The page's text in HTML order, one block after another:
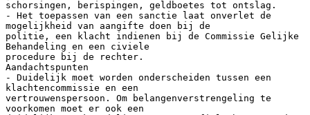
schorsingen, berispingen, geldboetes tot ontslag.
- Het toepassen van een sanctie laat onverlet de
mogelijkheid van aangifte doen bij de
politie, een klacht indienen bij de Commissie Gelijke
Behandeling en een civiele
procedure bij de rechter.
Aandachtspunten
- Duidelijk moet worden onderscheiden tussen een
klachtencommissie en een
vertrouwenspersoon. Om belangenverstrengeling te
voorkomen moet er ook een